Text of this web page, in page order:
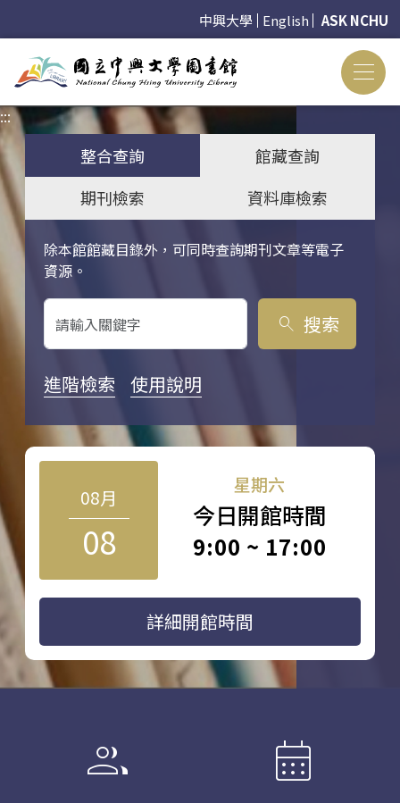
中興大學 English ASK NCHU
:::
整合查詢
館藏查詢
期刊檢索
資料庫檢索
除本館館藏目錄外，可同時查詢期刊文章等電子
資源。
關鍵字搜尋
search 搜索
進階檢索 使用說明
08月
08
星期六
今日開館時間
9:00 ~ 17:00
詳細開館時間
group calendar_month